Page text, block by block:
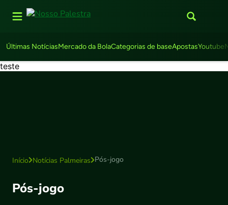
Últimas NotíciasMercado da BolaCategorias de baseApostasYoutube
teste
Início Notícias Palmeiras Pós-jogo
Pós-jogo